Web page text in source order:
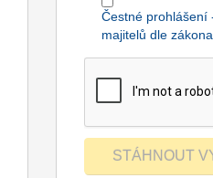
Čestné prohlášení
majitelů dle